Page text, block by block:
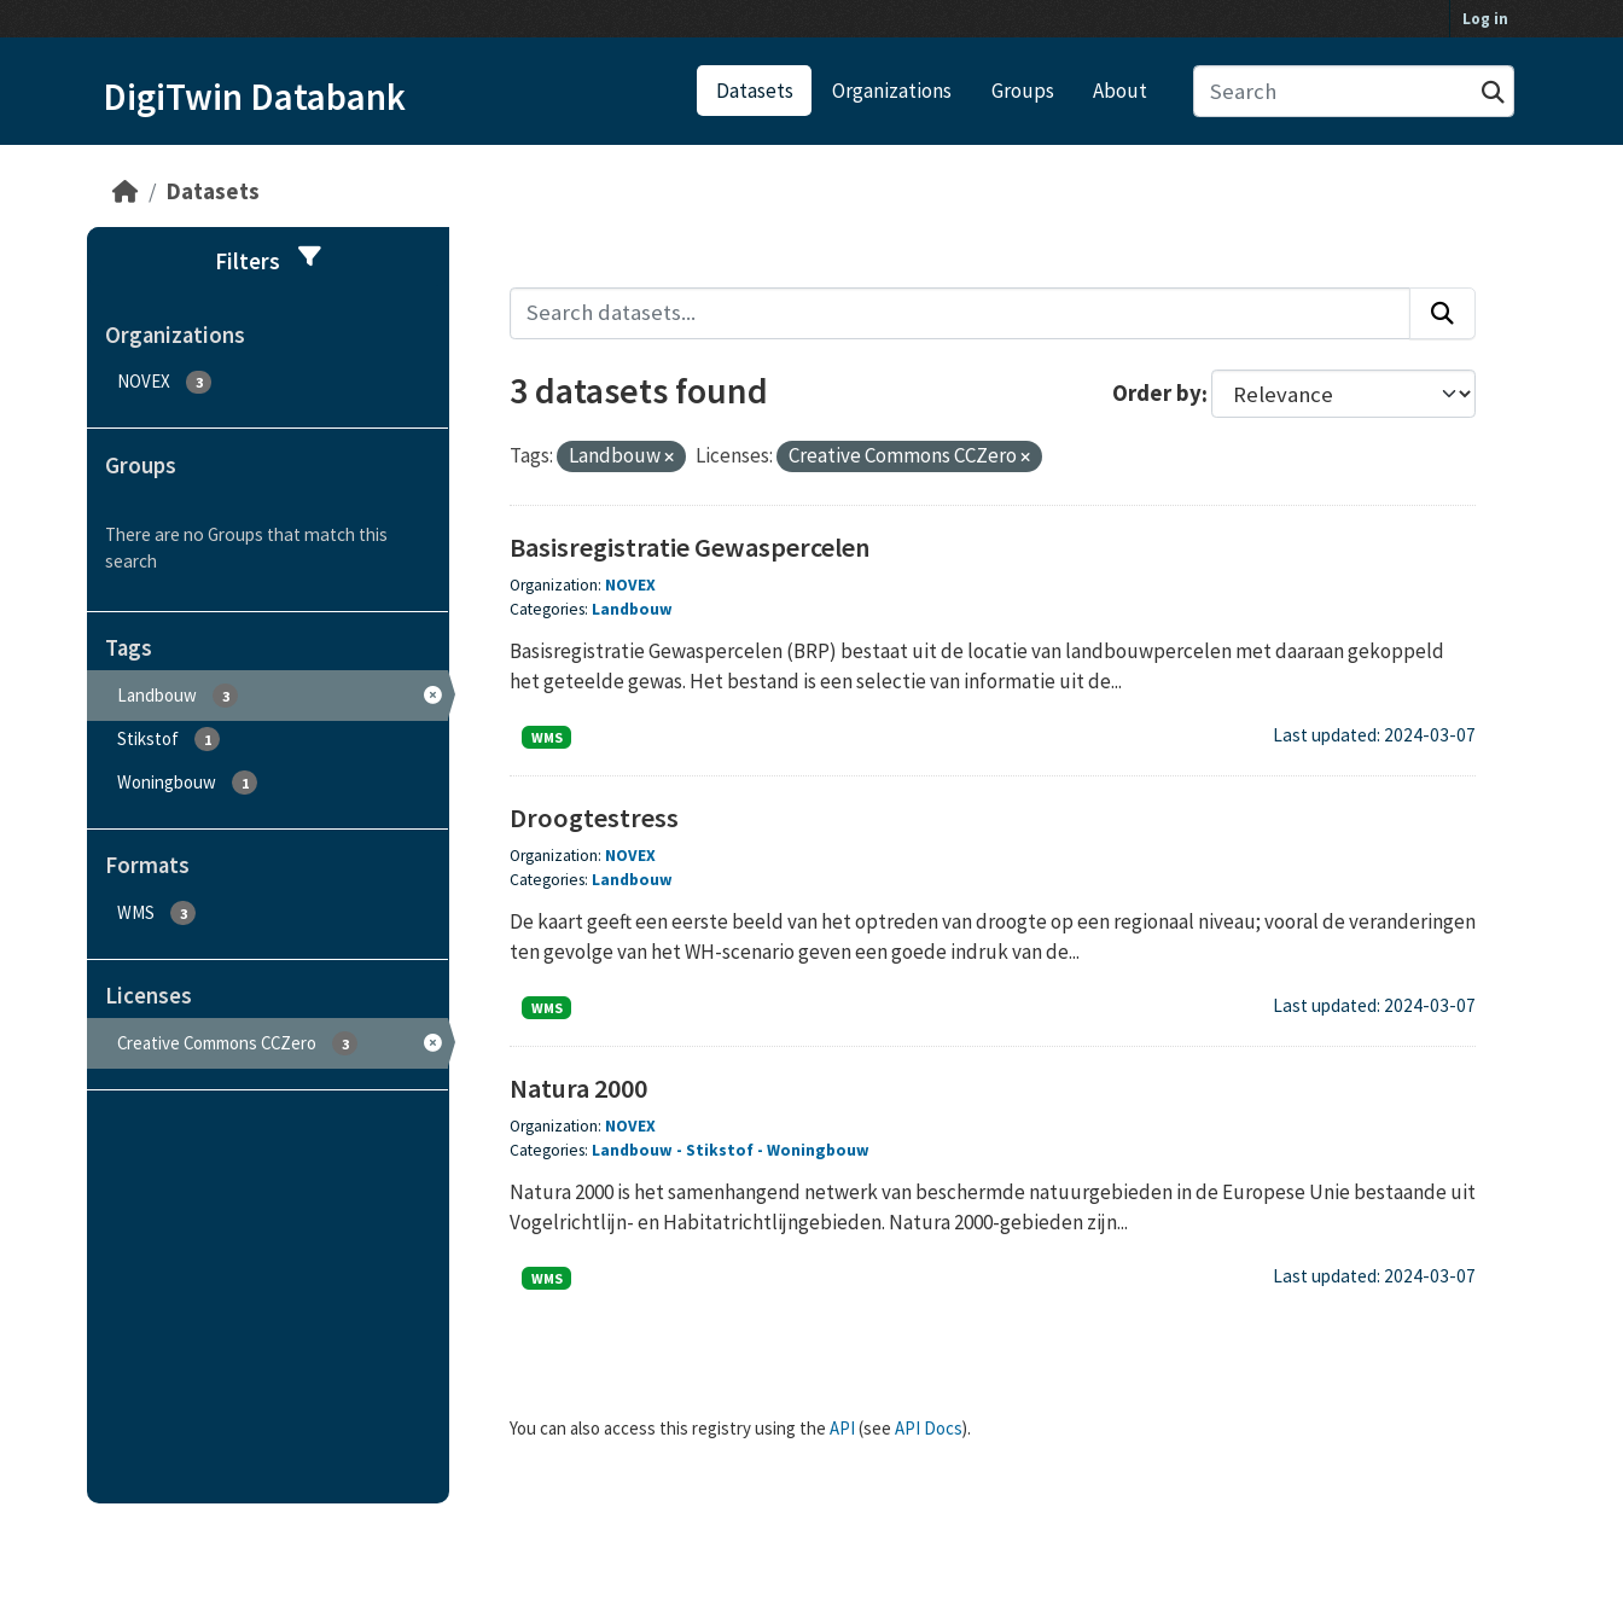
Log in
DigiTwin Databank Datasets Organizations Groups About
Datasets
Filters
Organizations
NOVEX 3
Groups
There are no Groups that match this
search
Tags
Landbouw 3
Stikstof 1
Woningbouw 1
Formats
WMS 3
Licenses
Creative Commons CCZero 3
Order by
3 datasets found
Tags: Landbouw Licenses: Creative Commons CCZero
Basisregistratie Gewaspercelen
Organization: NOVEX
Categories: Landbouw
Basisregistratie Gewaspercelen (BRP) bestaat uit de locatie van landbouwpercelen met daaraan gekoppeld
het geteelde gewas. Het bestand is een selectie van informatie uit de...
WMS Last updated: 2024-03-07
Droogtestress
Organization: NOVEX
Categories: Landbouw
De kaart geeft een eerste beeld van het optreden van droogte op een regionaal niveau; vooral de veranderingen
ten gevolge van het WH-scenario geven een goede indruk van de...
WMS Last updated: 2024-03-07
Natura 2000
Organization: NOVEX
Categories: Landbouw Stikstof Woningbouw
Natura 2000 is het samenhangend netwerk van beschermde natuurgebieden in de Europese Unie bestaande uit
Vogelrichtlijn- en Habitatrichtlijngebieden. Natura 2000-gebieden zijn...
WMS Last updated: 2024-03-07
You can also access this registry using the API (see API Docs).